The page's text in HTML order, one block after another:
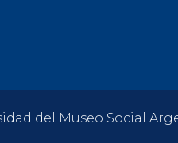
del Museo Social